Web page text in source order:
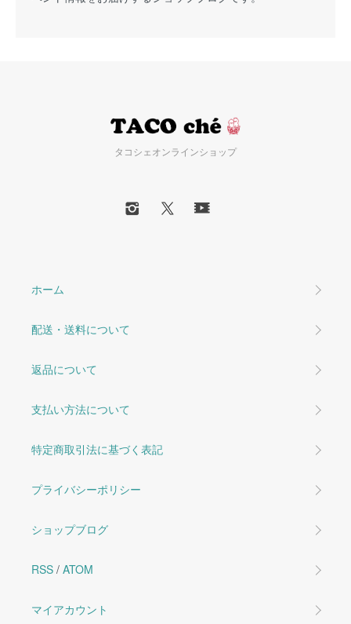
タコシェオンラインショップ
ホーム
配送・送料について
返品について
支払い方法について
特定商取引法に基づく表記
プライバシーポリシー
ショップブログ
RSS / ATOM
マイアカウント